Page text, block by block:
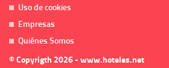
Uso de cookies
Empresas
Quiénes Somos
© Copyrigth 2026 - www.hoteles.net